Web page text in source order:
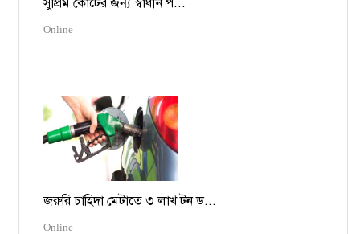
সুপ্রিম কোর্টের জন্য স্বাধীন প...
Online
জরুরি চাহিদা মেটাতে ৩ লাখ টন ড...
Online